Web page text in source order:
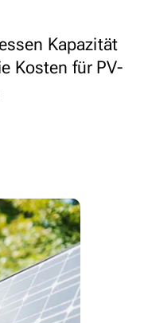
Kapazität
Kosten für PV-